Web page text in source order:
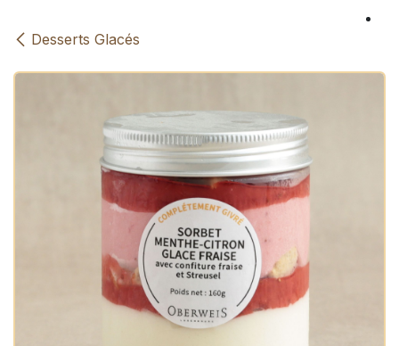
Desserts Glacés